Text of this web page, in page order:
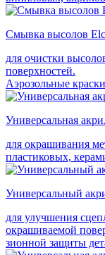
Смывка высолов
для очистки
поверхностей.
Аэрозольные краски
Универсальная
для окрашивания
пластиковых,
Универсальный
для улучшения
окрашиваемой
зионной защиты